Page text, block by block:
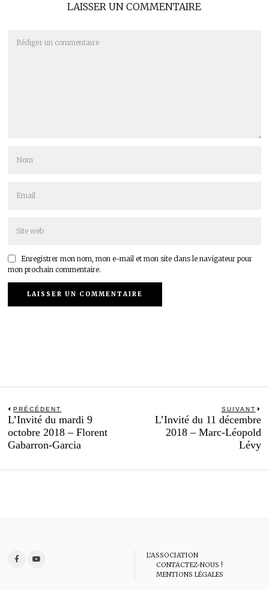
LAISSER UN COMMENTAIRE
Enregistrer mon nom, mon e-mail et mon site dans le navigateur pour
mon prochain commentaire.
Navigation
de
l’article
PRÉCÉDENT
Previous
post:
L’Invité du mardi 9
octobre 2018 – Florent
Gabarron-Garcia
SUIVANT
L’Invité du 11 décembre
2018 – Marc-Léopold
Lévy
L’ASSOCIATION
CONTACTEZ-NOUS !
MENTIONS LÉGALES